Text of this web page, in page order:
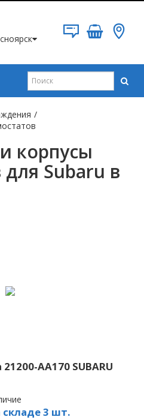
/
корпусы
Subaru в
AA170 SUBARU
складе 3 шт.